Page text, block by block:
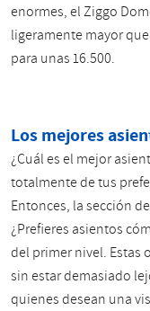
enormes, el Ziggo
ligeramente mayor
para unas 16.500.
Los mejores
¿Cuál es el mejor
totalmente de tus
Entonces, la sección
¿Prefieres asientos
del primer nivel. Estas
sin estar demasiado
quienes desean una